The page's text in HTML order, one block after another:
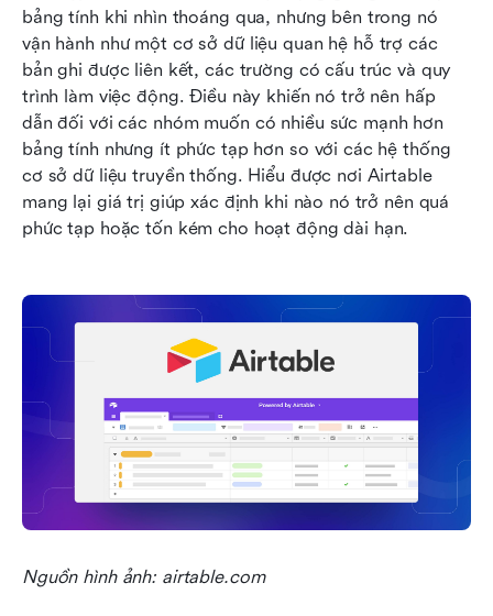
bảng tính khi nhìn thoáng qua, nhưng bên trong nó
vận hành như một cơ sở dữ liệu quan hệ hỗ trợ các
bản ghi được liên kết, các trường có cấu trúc và quy
trình làm việc động. Điều này khiến nó trở nên hấp
dẫn đối với các nhóm muốn có nhiều sức mạnh hơn
bảng tính nhưng ít phức tạp hơn so với các hệ thống
cơ sở dữ liệu truyền thống. Hiểu được nơi Airtable
mang lại giá trị giúp xác định khi nào nó trở nên quá
phức tạp hoặc tốn kém cho hoạt động dài hạn.
Nguồn hình ảnh: airtable.com